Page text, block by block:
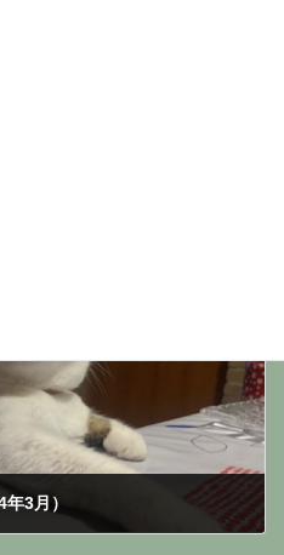
3月）